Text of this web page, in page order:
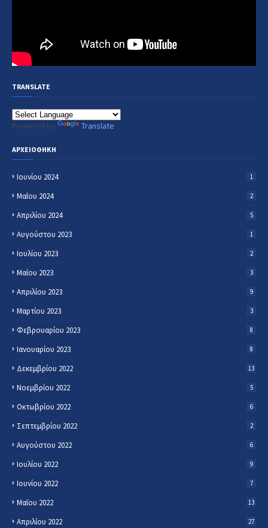
TRANSLATE
Powered by Translate
ΑΡΧΕΙΟΘΗΚΗ
Ιουνίου 2024 1
Μαΐου 2024 2
Απριλίου 2024 5
Αυγούστου 2023 1
Ιουλίου 2023 2
Μαΐου 2023 3
Απριλίου 2023 9
Μαρτίου 2023 3
Φεβρουαρίου 2023 8
Ιανουαρίου 2023 8
Δεκεμβρίου 2022 13
Νοεμβρίου 2022 5
Οκτωβρίου 2022 6
Σεπτεμβρίου 2022 2
Αυγούστου 2022 6
Ιουλίου 2022 9
Ιουνίου 2022 7
Μαΐου 2022 13
Απριλίου 2022 27